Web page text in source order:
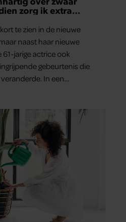
zorg ik extra
te zien in de nieuwe
naast haar nieuwe
jarige actrice ook
gebeurtenis die
In een
zichzelf en haar
leven steekt nu